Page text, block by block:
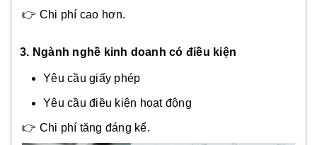
👉 Chi phí cao hơn.
3. Ngành nghề kinh doanh có điều kiện
Yêu cầu giấy phép
Yêu cầu điều kiện hoạt động
👉 Chi phí tăng đáng kể.